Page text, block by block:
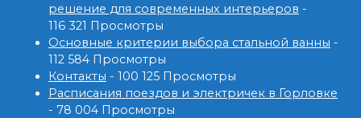
решение для современных интерьеров -
116 321 Просмотры
Основные критерии выбора стальной ванны -
112 584 Просмотры
Контакты - 100 125 Просмотры
Расписания поездов и электричек в Горловке
- 78 004 Просмотры